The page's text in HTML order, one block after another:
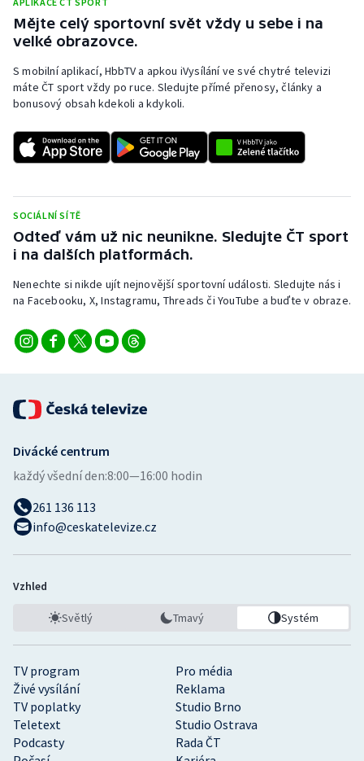
Mějte celý sportovní svět vždy u sebe i na
velké obrazovce.
S mobilní aplikací, HbbTV a apkou iVysílání ve své chytré televizi
máte ČT sport vždy po ruce. Sledujte přímé přenosy, články a
bonusový obsah kdekoli a kdykoli.
SOCIÁLNÍ SÍTĚ
Odteď vám už nic neunikne. Sledujte ČT sport
i na dalších platformách.
Nenechte si nikde ujít nejnovější sportovní události. Sledujte nás i
na Facebooku, X, Instagramu, Threads či YouTube a buďte v obraze.
TV program
Pro média
Živé vysílání
Reklama
TV poplatky
Studio Brno
Teletext
Studio Ostrava
Podcasty
Rada ČT
Divácké centrum
každý všední den:8:00—16:00 hodin
261 136 113
info@ceskatelevize.cz
Vzhled
Světlý Tmavý Systém